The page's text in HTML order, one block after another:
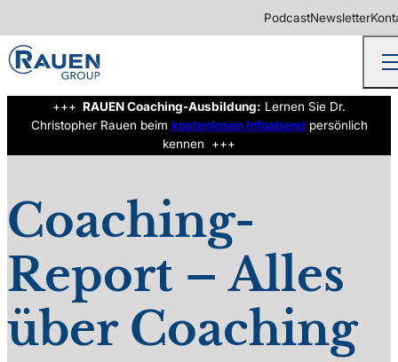
PodcastNewsletter
+++ RAUEN Coaching-Ausbildung: Lernen Sie Dr.
Christopher Rauen beim kostenlosen Infoabend persönlich
kennen +++
Coaching-
Report – Alles
über Coaching
© Olivier Le Moal/Shutterstock.com